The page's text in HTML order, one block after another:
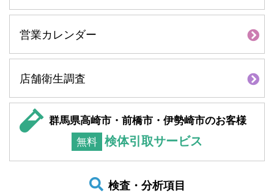
営業カレンダー
店舗衛生調査
群馬県高崎市・前橋市・伊勢崎市のお客様
無料 検体引取サービス
検査・分析項目